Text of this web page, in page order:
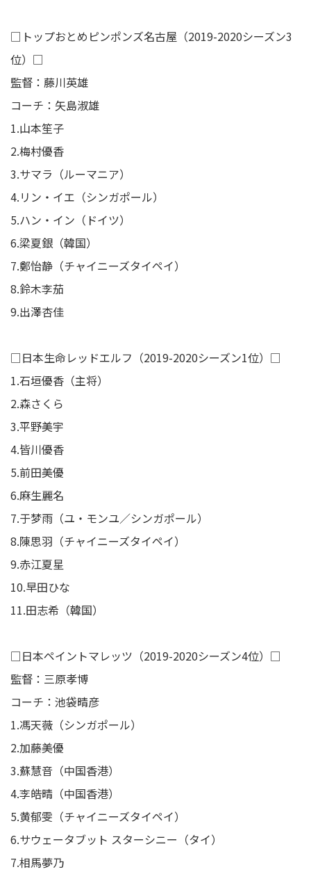
□トップおとめピンポンズ名古屋（2019-2020シーズン3
位）□
監督：藤川英雄
コーチ：矢島淑雄
1.山本笙子
2.梅村優香
3.サマラ（ルーマニア）
4.リン・イエ（シンガポール）
5.ハン・イン（ドイツ）
6.梁夏銀（韓国）
7.鄭怡静（チャイニーズタイペイ）
8.鈴木李茄
9.出澤杏佳
□日本生命レッドエルフ（2019-2020シーズン1位）□
1.石垣優香（主将）
2.森さくら
3.平野美宇
4.皆川優香
5.前田美優
6.麻生麗名
7.于梦雨（ユ・モンユ／シンガポール）
8.陳思羽（チャイニーズタイペイ）
9.赤江夏星
10.早田ひな
11.田志希（韓国）
□日本ペイントマレッツ（2019-2020シーズン4位）□
監督：三原孝博
コーチ：池袋晴彦
1.馮天薇（シンガポール）
2.加藤美優
3.蘇慧音（中国香港）
4.李皓晴（中国香港）
5.黄郁雯（チャイニーズタイペイ）
6.サウェータブット スターシニー（タイ）
7.相馬夢乃